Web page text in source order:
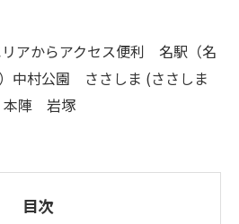
リアからアクセス便利 名駅（名
中村公園 ささしま (ささしま
陣 岩塚
目次